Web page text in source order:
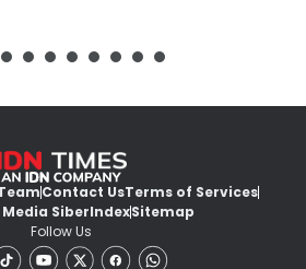
Contact UsTerms of Services
SiberIndexSitemap
Follow Us